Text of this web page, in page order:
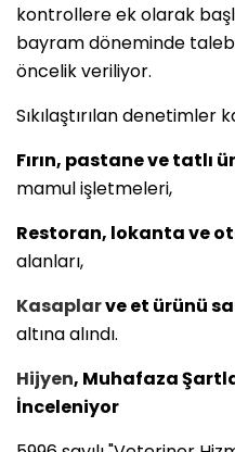
kontrollere ek olarak
bayram döneminde
öncelik veriliyor.
Sıkılaştırılan denetimler
Fırın, pastane ve tatlı
mamul işletmeleri,
Restoran, lokanta ve
alanları,
Kasaplarve et ürünü
altına alındı.
Hijyen, Muhafaza
İnceleniyor